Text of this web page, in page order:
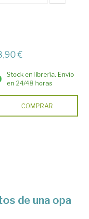
€
Stock en librería. Envío
en 24/48 horas
COMPRAR
de una opa